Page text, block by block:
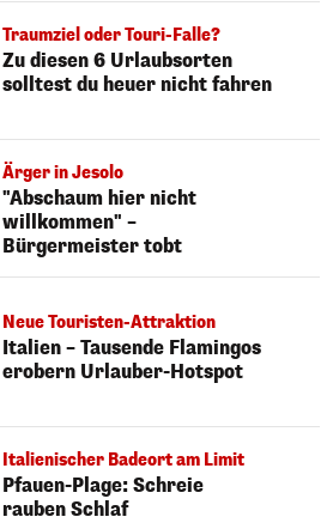
Traumziel oder Touri-Falle?
Zu diesen 6 Urlaubsorten
solltest du heuer nicht fahren
Ärger in Jesolo
"Abschaum hier nicht
willkommen" –
Bürgermeister tobt
Neue Touristen-Attraktion
Italien – Tausende Flamingos
erobern Urlauber-Hotspot
Italienischer Badeort am Limit
Pfauen-Plage: Schreie
rauben Schlaf